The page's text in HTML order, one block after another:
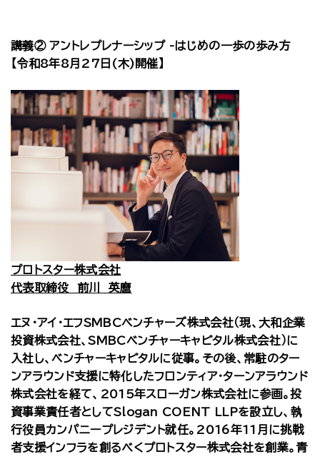
講義② アントレプレナーシップ -はじめの一歩の歩み方
【令和8年8月27日(木)開催】
プロトスター株式会社
代表取締役 前川 英麿
エヌ・アイ・エフSMBCベンチャーズ株式会社（現、大和企業
投資株式会社、SMBCベンチャーキャピタル株式会社）に
入社し、ベンチャーキャピタルに従事。その後、常駐のター
ンアラウンド支援に特化したフロンティア・ターンアラウンド
株式会社を経て、2015年スローガン株式会社に参画。投
資事業責任者としてSlogan COENT LLPを設立し、執
行役員カンパニープレジデント就任。2016年11月に挑戦
者支援インフラを創るべくプロトスター株式会社を創業。青